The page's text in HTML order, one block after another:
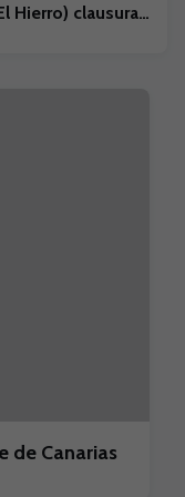
Hierro) clausuran
Campus Suma
de Canarias